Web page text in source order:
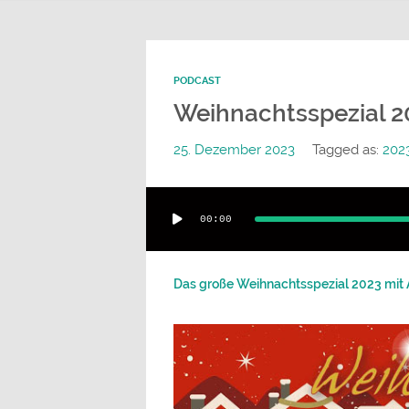
PODCAST
Weihnachtsspezial
25. Dezember 2023 Tagged as:
Player
00:00
Das große Weihnachtsspezial 2023 mit